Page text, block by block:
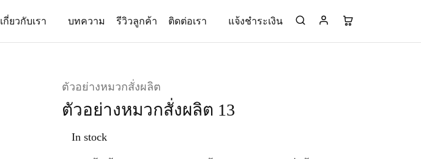
เกี่ยวกับเรา บทความ รีวิวลูกค้า ติดต่อเรา แจ้งชำระเงิน
ตัวอย่างหมวกสั่งผลิต
ตัวอย่างหมวกสั่งผลิต 13
In stock